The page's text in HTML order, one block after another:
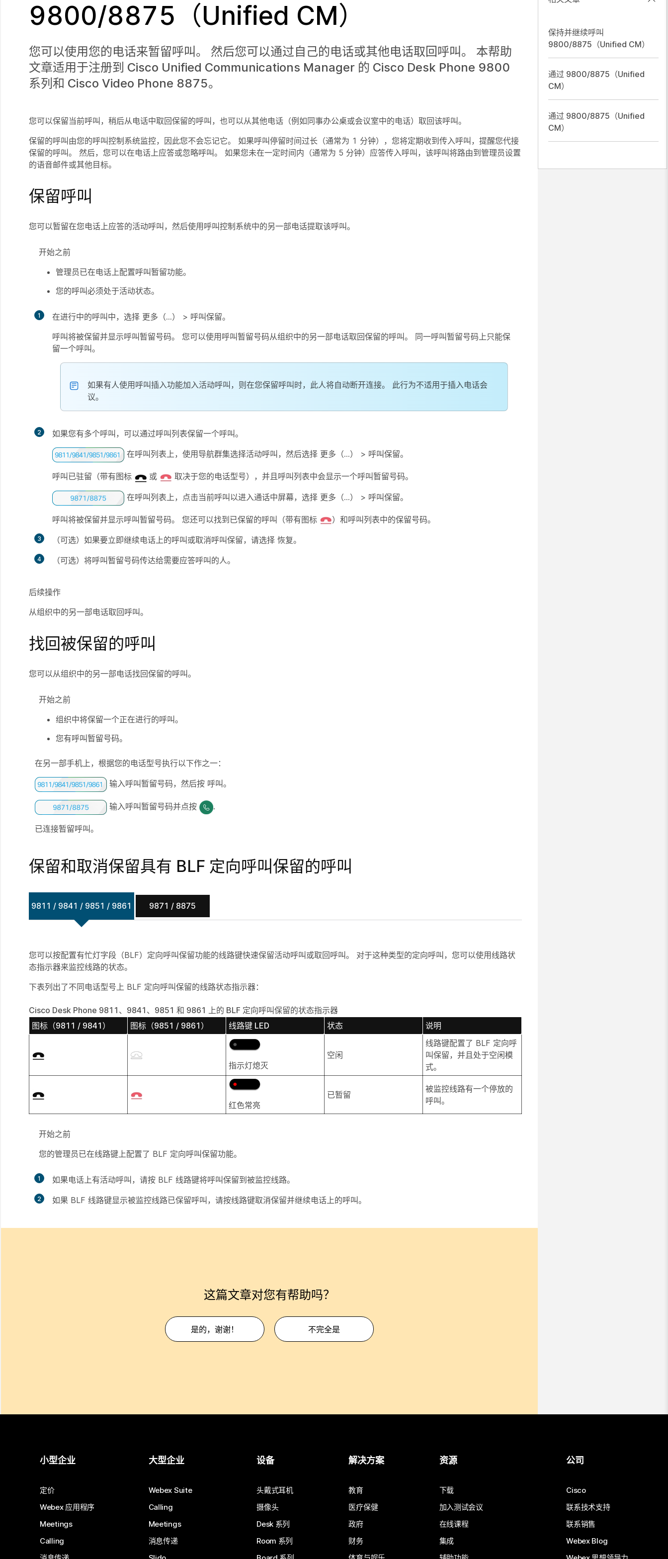
9800/8875（Unified CM）
您可以使用您的电话来暂留呼叫。 然后您可以通过自己的电话或其他电话取回呼叫。 本帮助
文章适用于注册到 Cisco Unified Communications Manager 的 Cisco Desk Phone 9800
系列和 Cisco Video Phone 8875。
您可以保留当前呼叫，稍后从电话中取回保留的呼叫，也可以从其他电话（例如同事办公桌或会议室中的电话）取回该呼叫。
保留的呼叫由您的呼叫控制系统监控，因此您不会忘记它。 如果呼叫停留时间过长（通常为 1 分钟），您将定期收到传入呼叫，提醒您代接
保留的呼叫。 然后，您可以在电话上应答或忽略呼叫。 如果您未在一定时间内（通常为 5 分钟）应答传入呼叫，该呼叫将路由到管理员设置
的语音邮件或其他目标。
保留呼叫
您可以暂留在您电话上应答的活动呼叫，然后使用呼叫控制系统中的另一部电话提取该呼叫。
开始之前
管理员已在电话上配置呼叫暂留功能。
您的呼叫必须处于活动状态。
1 在进行中的呼叫中，选择 更多（...） > 呼叫保留。
呼叫将被保留并显示呼叫暂留号码。 您可以使用呼叫暂留号码从组织中的另一部电话取回保留的呼叫。 同一呼叫暂留号码上只能保
留一个呼叫。
如果有人使用呼叫插入功能加入活动呼叫，则在您保留呼叫时，此人将自动断开连接。 此行为不适用于插入电话会
议。
2 如果您有多个呼叫，可以通过呼叫列表保留一个呼叫。
在呼叫列表上，使用导航群集选择活动呼叫，然后选择 更多（...） > 呼叫保留。
呼叫已驻留（带有图标 或 取决于您的电话型号），并且呼叫列表中会显示一个呼叫暂留号码。
在呼叫列表上，点击当前呼叫以进入通话中屏幕，选择 更多（...） > 呼叫保留。
呼叫将被保留并显示呼叫暂留号码。 您还可以找到已保留的呼叫（带有图标 ）和呼叫列表中的保留号码。
3 （可选）如果要立即继续电话上的呼叫或取消呼叫保留，请选择 恢复。
4 （可选）将呼叫暂留号码传达给需要应答呼叫的人。
后续操作
从组织中的另一部电话取回呼叫。
找回被保留的呼叫
您可以从组织中的另一部电话找回保留的呼叫。
开始之前
组织中将保留一个正在进行的呼叫。
您有呼叫暂留号码。
在另一部手机上，根据您的电话型号执行以下作之一：
输入呼叫暂留号码，然后按 呼叫。
输入呼叫暂留号码并点按 .
已连接暂留呼叫。
保留和取消保留具有 BLF 定向呼叫保留的呼叫
9811 / 9841 / 9851 / 9861 9871 / 8875
您可以按配置有忙灯字段（BLF）定向呼叫保留功能的线路键快速保留活动呼叫或取回呼叫。 对于这种类型的定向呼叫，您可以使用线路状
态指示器来监控线路的状态。
下表列出了不同电话型号上 BLF 定向呼叫保留的线路状态指示器：
Cisco Desk Phone 9811、9841、9851 和 9861 上的 BLF 定向呼叫保留的状态指示器
图标（9811 / 9841）
图标（9851 / 9861） 线路键 LED 状态 说明
指示灯熄灭
空闲
线路键配置了 BLF 定向呼
叫保留，并且处于空闲模
式。
红色常亮
已暂留
被监控线路有一个停放的
呼叫。
开始之前
您的管理员已在线路键上配置了 BLF 定向呼叫保留功能。
1 如果电话上有活动呼叫，请按 BLF 线路键将呼叫保留到被监控线路。
2 如果 BLF 线路键显示被监控线路已保留呼叫，请按线路键取消保留并继续电话上的呼叫。
这篇文章对您有帮助吗？
是的，谢谢！ 不完全是
保持并继续呼叫
9800/8875（Unified CM）
通过 9800/8875（Unified
CM）
通过 9800/8875（Unified
CM）
小型企业
定价
Webex 应用程序
Meetings
Calling
大型企业
Webex Suite
Calling
Meetings
消息传递
设备
头戴式耳机
摄像头
Desk 系列
Room 系列
解决方案
教育
医疗保健
政府
财务
资源
下载
加入测试会议
在线课程
集成
公司
Cisco
联系技术支持
联系销售
Webex Blog